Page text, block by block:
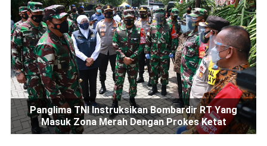
Panglima TNI Instruksikan Bombardir RT Yang
Masuk Zona Merah Dengan Prokes Ketat